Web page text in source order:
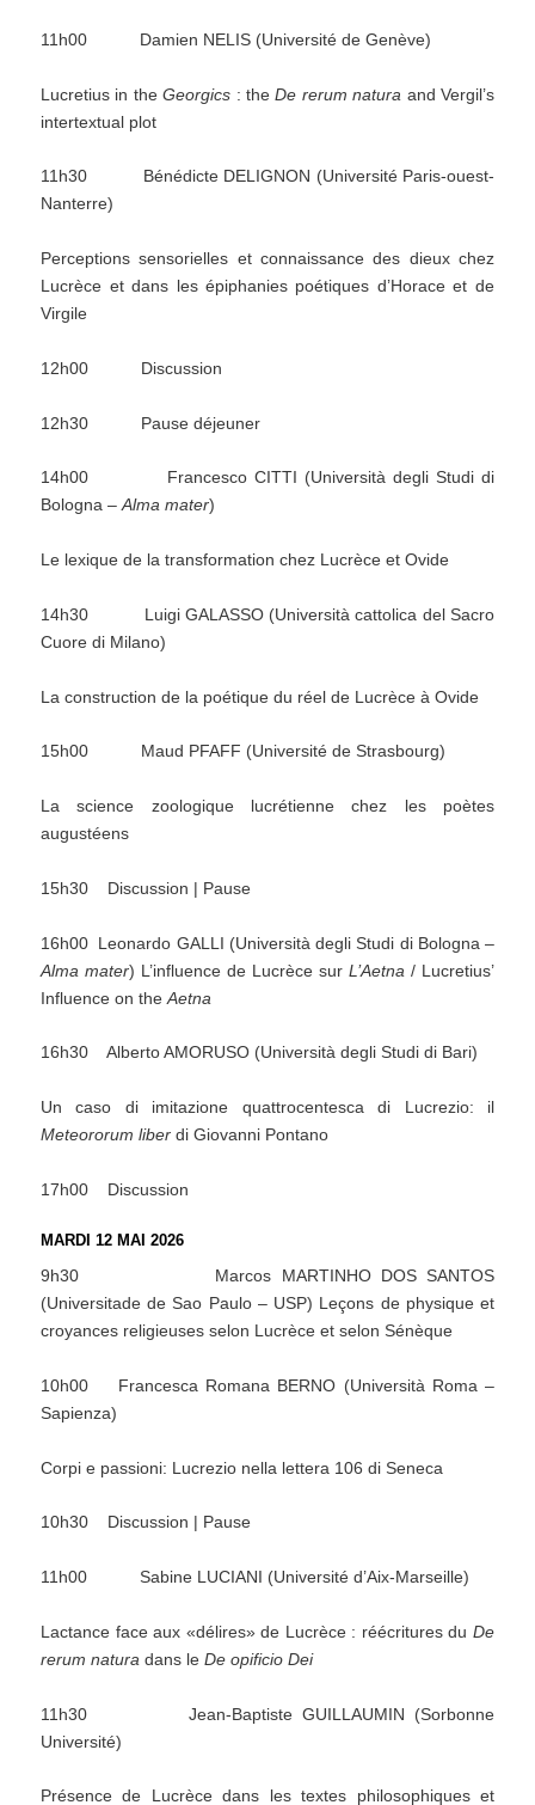
11h00 Damien NELIS (Université de Genève)
Lucretius in theGeorgics : theDe rerum natura and Vergil’s
intertextual plot
11h30 Bénédicte DELIGNON (Université Paris-ouest-
Nanterre)
Perceptions sensorielles et connaissance des dieux chez
Lucrèce et dans les épiphanies poétiques d’Horace et de
Virgile
12h00 Discussion
12h30 Pause déjeuner
14h00 Francesco CITTI (Università degli Studi di
Bologna –Alma mater)
Le lexique de la transformation chez Lucrèce et Ovide
14h30 Luigi GALASSO (Università cattolica del Sacro
Cuore di Milano)
La construction de la poétique du réel de Lucrèce à Ovide
15h00 Maud PFAFF (Université de Strasbourg)
La science zoologique lucrétienne chez les poètes
augustéens
15h30 Discussion | Pause
16h00 Leonardo GALLI (Università degli Studi di Bologna –
Alma mater) L’influence de Lucrèce sur L’Aetna / Lucretius’
Influence on theAetna
16h30 Alberto AMORUSO (Università degli Studi di Bari)
Un caso di imitazione quattrocentesca di Lucrezio: il
Meteororum liberdi Giovanni Pontano
17h00 Discussion
MARDI 12 MAI 2026
9h30 Marcos MARTINHO DOS SANTOS
(Universitade de Sao Paulo – USP) Leçons de physique et
croyances religieuses selon Lucrèce et selon Sénèque
10h00 Francesca Romana BERNO (Università Roma –
Sapienza)
Corpi e passioni: Lucrezio nella lettera 106 di Seneca
10h30 Discussion | Pause
11h00 Sabine LUCIANI (Université d’Aix-Marseille)
Lactance face aux «délires» de Lucrèce : réécritures du De
rerum naturadans leDe opificio Dei
11h30 Jean-Baptiste GUILLAUMIN (Sorbonne
Université)
Présence de Lucrèce dans les textes philosophiques et